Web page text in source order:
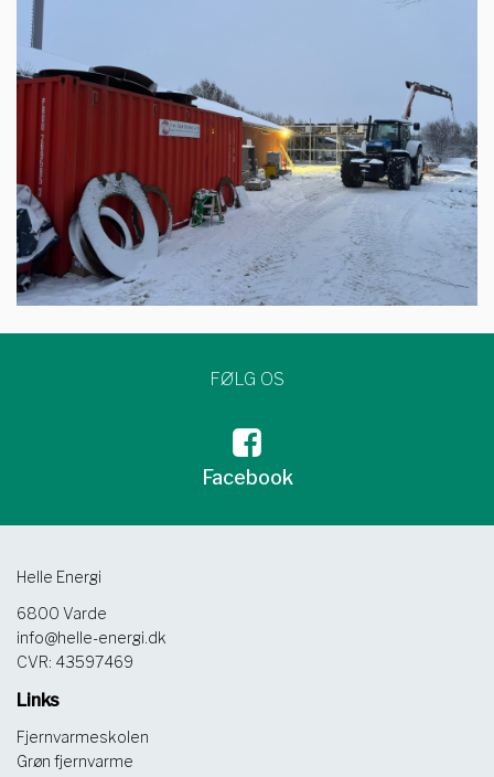
FØLG OS
Facebook
Helle Energi
6800 Varde
info@helle-energi.dk
CVR: 43597469
Links
Fjernvarmeskolen
Grøn fjernvarme